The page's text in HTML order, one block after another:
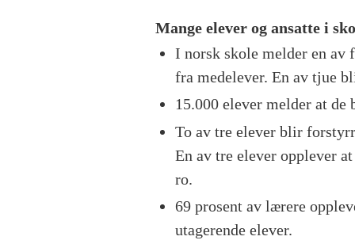
Mange elever og ansatte i
I norsk skole melder en av
fra medelever. En av tjue
15.000 elever melder at
To av tre elever blir
En av tre elever opplever
ro.
69 prosent av lærere
utagerende elever.